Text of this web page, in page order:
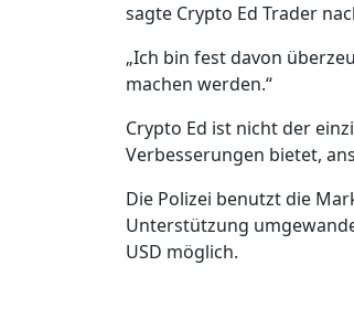
sagte Crypto Ed Trader
„Ich bin fest davon
machen werden.“
Crypto Ed ist nicht der
Verbesserungen bietet,
Die Polizei benutzt die
Unterstützung
USD möglich.